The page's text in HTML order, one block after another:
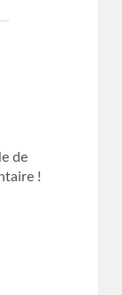
de
!